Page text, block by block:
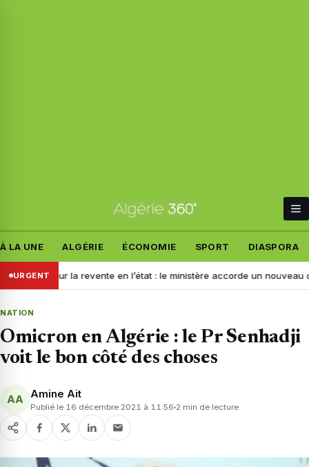
À LA UNE ALGÉRIE ÉCONOMIE SPORT DIASPORA
URGENT
pour la revente en l’état : le ministère accorde un nouveau délai
NATION
Omicron en Algérie : le Pr Senhadji
voit le bon côté des choses
AA Amine Ait
Publié le 16 décembre 2021 à 11:56 2 min de lecture